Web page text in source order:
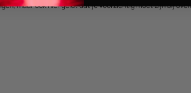
maar ook hier geldt dat je voorzichtig moet zijn bij